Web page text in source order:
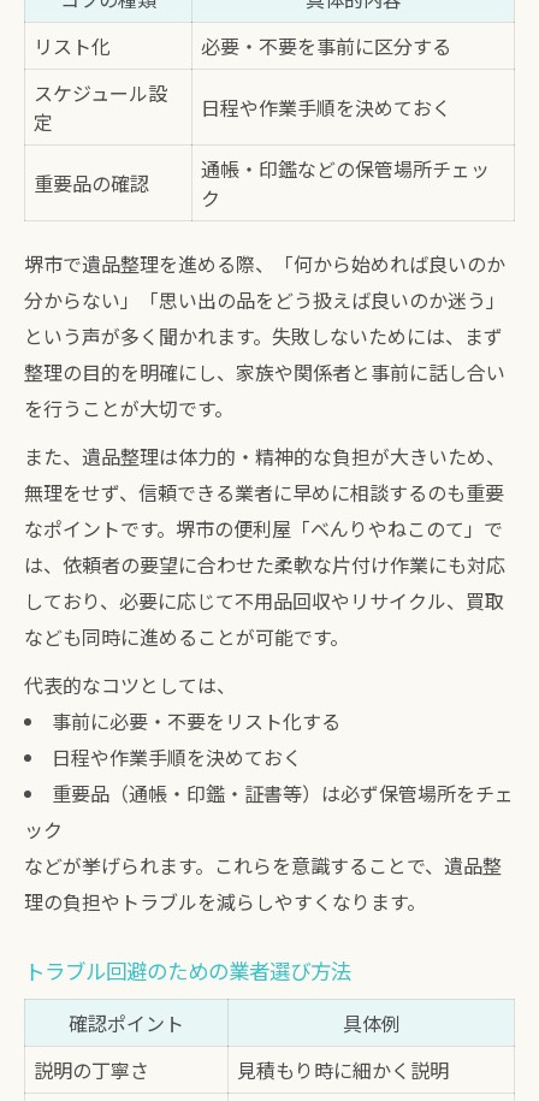
リスト化
必要・不要を事前に区分する
スケジュール設
定
日程や作業手順を決めておく
重要品の確認
通帳・印鑑などの保管場所チェッ
ク
堺市で遺品整理を進める際、「何から始めれば良いのか
分からない」「思い出の品をどう扱えば良いのか迷う」
という声が多く聞かれます。失敗しないためには、まず
整理の目的を明確にし、家族や関係者と事前に話し合い
を行うことが大切です。
また、遺品整理は体力的・精神的な負担が大きいため、
無理をせず、信頼できる業者に早めに相談するのも重要
なポイントです。堺市の便利屋「べんりやねこのて」で
は、依頼者の要望に合わせた柔軟な片付け作業にも対応
しており、必要に応じて不用品回収やリサイクル、買取
なども同時に進めることが可能です。
代表的なコツとしては、
事前に必要・不要をリスト化する
日程や作業手順を決めておく
重要品（通帳・印鑑・証書等）は必ず保管場所をチェ
ック
などが挙げられます。これらを意識することで、遺品整
理の負担やトラブルを減らしやすくなります。
トラブル回避のための業者選び方法
確認ポイント
具体例
説明の丁寧さ
見積もり時に細かく説明